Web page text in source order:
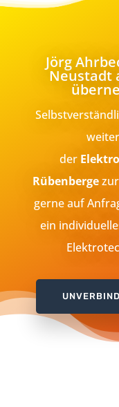
Jörg
Neustadt
der
Rübenberge
gerne auf
ein